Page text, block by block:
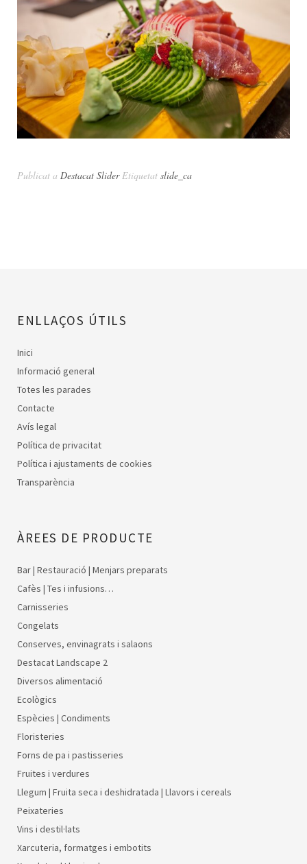
Publicat a Destacat Slider Etiquetat slide_ca
ENLLAÇOS ÚTILS
Inici
Informació general
Totes les parades
Contacte
Avís legal
Política de privacitat
Política i ajustaments de cookies
Transparència
ÀREES DE PRODUCTE
Bar | Restauració | Menjars preparats
Cafès | Tes i infusions…
Carnisseries
Congelats
Conserves, envinagrats i salaons
Destacat Landscape 2
Diversos alimentació
Ecològics
Espècies | Condiments
Floristeries
Forns de pa i pastisseries
Fruites i verdures
Llegum | Fruita seca i deshidratada | Llavors i cereals
Peixateries
Vins i destil·lats
Xarcuteria, formatges i embotits